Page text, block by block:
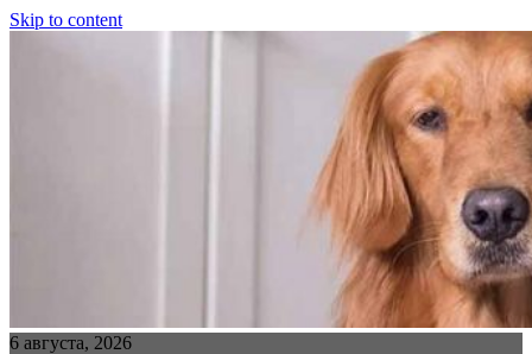
Skip to content
6 августа, 2026